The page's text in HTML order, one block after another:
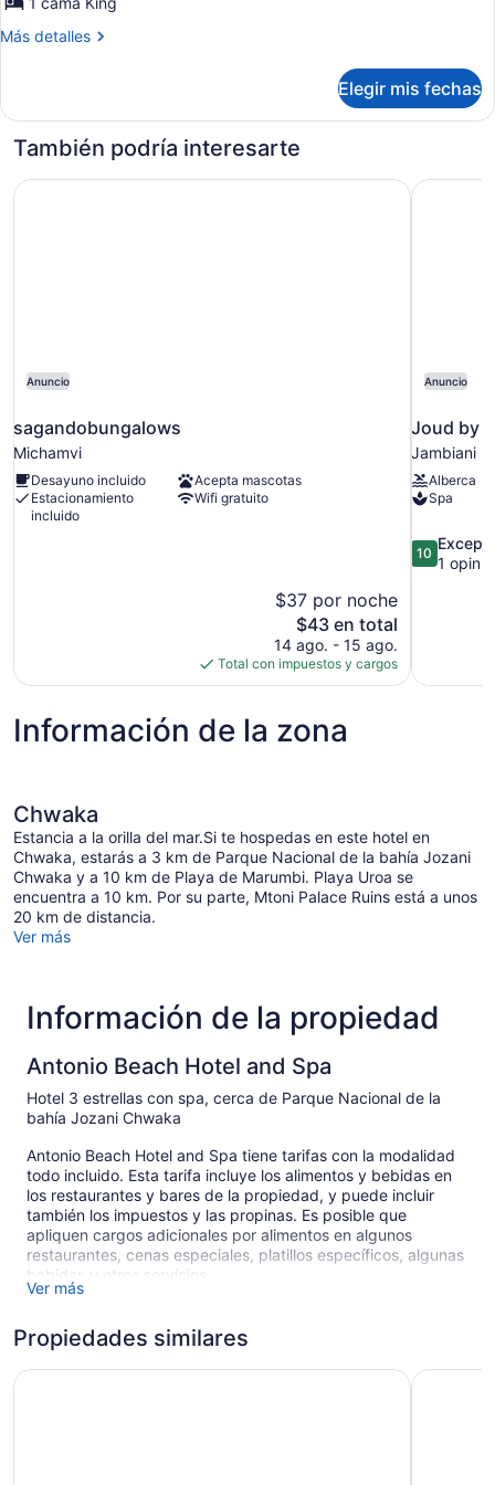
Más detalles
Más
doble
Elegir mis fechas
También podría interesarte
Anuncio
sagandobungalows
Michamvi
Desayuno incluido
Acepta mascotas
Estacionamiento
incluido
Wifi gratuito
$37 por noche
El
precio
actual
es
$43
$43 en total
14 ago. - 15 ago.
Total con impuestos y cargos
sagandobungalows
Anuncio
Joud by
Jambiani
Alberca
Spa
10.0
de
10
1
Joud by
Información de la zona
Chwaka
Estancia a la orilla del mar.Si te hospedas en este hotel en
Chwaka, estarás a 3 km de Parque Nacional de la bahía Jozani
Chwaka y a 10 km de Playa de Marumbi. Playa Uroa se
encuentra a 10 km. Por su parte, Mtoni Palace Ruins está a unos
20 km de distancia.
Ver más
Información de la propiedad
Antonio Beach Hotel and Spa
Hotel 3 estrellas con spa, cerca de Parque Nacional de la
bahía Jozani Chwaka
Antonio Beach Hotel and Spa tiene tarifas con la modalidad
todo incluido. Esta tarifa incluye los alimentos y bebidas en
los restaurantes y bares de la propiedad, y puede incluir
también los impuestos y las propinas. Es posible que
apliquen cargos adicionales por alimentos en algunos
restaurantes, cenas especiales, platillos específicos, algunas
bebidas y otros servicios.
Antonio Beach Hotel and Spa ofrece a sus huéspedes spa de
restaurante y una cafetería, hay snack bar o deli en las
lounge. Las áreas comunes cuentan con acceso a wifi gratis.
Ver más
Propiedades similares
Pearl Beach Resort by Sansi Kae